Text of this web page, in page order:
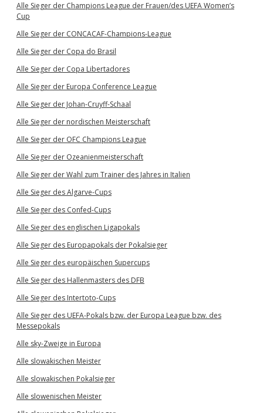
Alle Sieger der Champions League der Frauen/des UEFA Women’s
Cup
Alle Sieger der CONCACAF-Champions-League
Alle Sieger der Copa do Brasil
Alle Sieger der Copa Libertadores
Alle Sieger der Europa Conference League
Alle Sieger der Johan-Cruyff-Schaal
Alle Sieger der nordischen Meisterschaft
Alle Sieger der OFC Champions League
Alle Sieger der Ozeanienmeisterschaft
Alle Sieger der Wahl zum Trainer des Jahres in Italien
Alle Sieger des Algarve-Cups
Alle Sieger des Confed-Cups
Alle Sieger des englischen Ligapokals
Alle Sieger des Europapokals der Pokalsieger
Alle Sieger des europäischen Supercups
Alle Sieger des Hallenmasters des DFB
Alle Sieger des Intertoto-Cups
Alle Sieger des UEFA-Pokals bzw. der Europa League bzw. des
Messepokals
Alle sky-Zweige in Europa
Alle slowakischen Meister
Alle slowakischen Pokalsieger
Alle slowenischen Meister